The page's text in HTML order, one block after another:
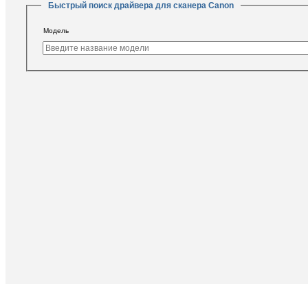
Быстрый поиск драйвера для сканера Canon
Модель